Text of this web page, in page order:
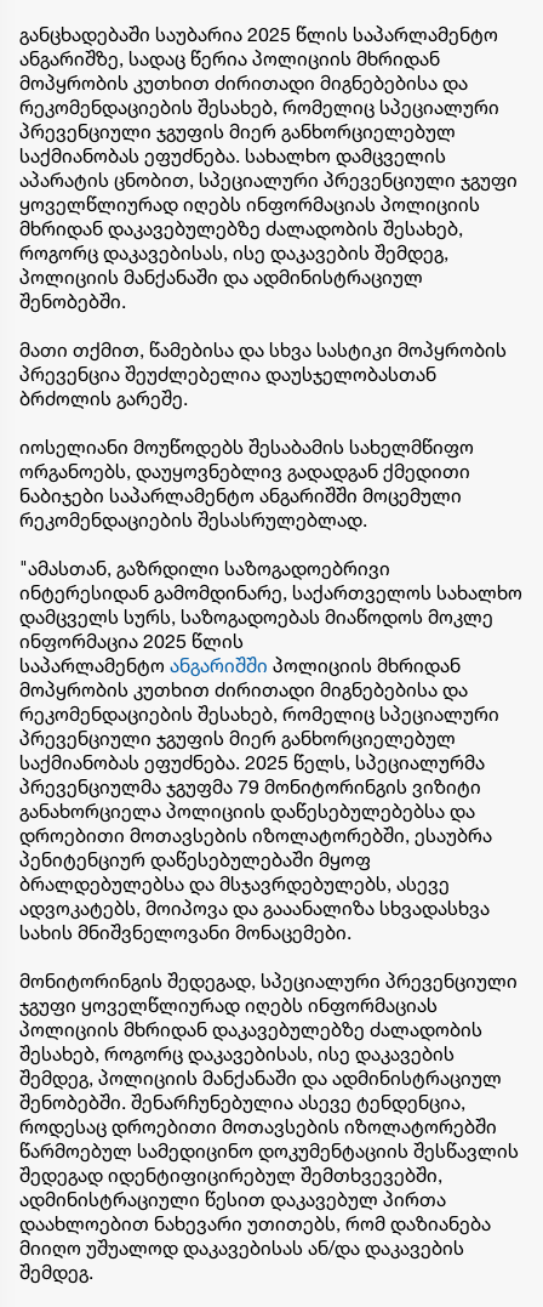
განცხადებაში საუბარია 2025 წლის საპარლამენტო
ანგარიშზე, სადაც წერია პოლიციის მხრიდან
მოპყრობის კუთხით ძირითადი მიგნებებისა და
რეკომენდაციების შესახებ, რომელიც სპეციალური
პრევენციული ჯგუფის მიერ განხორციელებულ
საქმიანობას ეფუძნება. სახალხო დამცველის
აპარატის ცნობით, სპეციალური პრევენციული ჯგუფი
ყოველწლიურად იღებს ინფორმაციას პოლიციის
მხრიდან დაკავებულებზე ძალადობის შესახებ,
როგორც დაკავებისას, ისე დაკავების შემდეგ,
პოლიციის მანქანაში და ადმინისტრაციულ
შენობებში.
მათი თქმით, წამებისა და სხვა სასტიკი მოპყრობის
პრევენცია შეუძლებელია დაუსჯელობასთან
ბრძოლის გარეშე.
იოსელიანი მოუწოდებს შესაბამის სახელმწიფო
ორგანოებს, დაუყოვნებლივ გადადგან ქმედითი
ნაბიჯები საპარლამენტო ანგარიშში მოცემული
რეკომენდაციების შესასრულებლად.
"ამასთან, გაზრდილი საზოგადოებრივი
ინტერესიდან გამომდინარე, საქართველოს სახალხო
დამცველს სურს, საზოგადოებას მიაწოდოს მოკლე
ინფორმაცია 2025 წლის
საპარლამენტო ანგარიშში პოლიციის მხრიდან
მოპყრობის კუთხით ძირითადი მიგნებებისა და
რეკომენდაციების შესახებ, რომელიც სპეციალური
პრევენციული ჯგუფის მიერ განხორციელებულ
საქმიანობას ეფუძნება. 2025 წელს, სპეციალურმა
პრევენციულმა ჯგუფმა 79 მონიტორინგის ვიზიტი
განახორციელა პოლიციის დაწესებულებებსა და
დროებითი მოთავსების იზოლატორებში, ესაუბრა
პენიტენციურ დაწესებულებაში მყოფ
ბრალდებულებსა და მსჯავრდებულებს, ასევე
ადვოკატებს, მოიპოვა და გააანალიზა სხვადასხვა
სახის მნიშვნელოვანი მონაცემები.
მონიტორინგის შედეგად, სპეციალური პრევენციული
ჯგუფი ყოველწლიურად იღებს ინფორმაციას
პოლიციის მხრიდან დაკავებულებზე ძალადობის
შესახებ, როგორც დაკავებისას, ისე დაკავების
შემდეგ, პოლიციის მანქანაში და ადმინისტრაციულ
შენობებში. შენარჩუნებულია ასევე ტენდენცია,
როდესაც დროებითი მოთავსების იზოლატორებში
წარმოებულ სამედიცინო დოკუმენტაციის შესწავლის
შედეგად იდენტიფიცირებულ შემთხვევებში,
ადმინისტრაციული წესით დაკავებულ პირთა
დაახლოებით ნახევარი უთითებს, რომ დაზიანება
მიიღო უშუალოდ დაკავებისას ან/და დაკავების
შემდეგ.